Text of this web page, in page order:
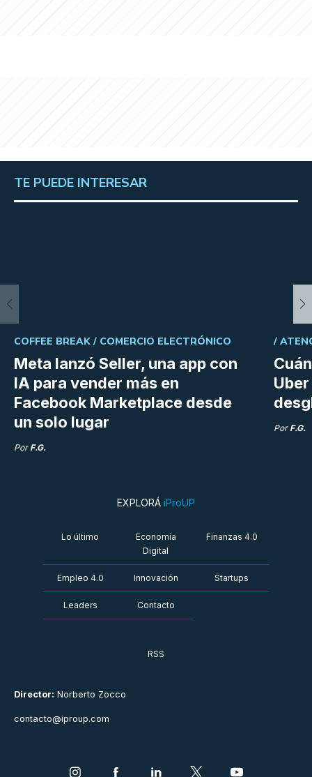
TE PUEDE INTERESAR
Meta lanzó Seller, una app con
IA para vender más en
Facebook Marketplace desde
un solo lugar
COFFEE BREAK / COMERCIO ELECTRÓNICO
Por F.G.
/
Por F.G.
Director: Norberto Zocco
contacto@iproup.com
EXPLORÁ iProUP
Lo último
Economía
Digital
Finanzas 4.0
Empleo 4.0 Innovación Startups
Leaders Contacto
RSS